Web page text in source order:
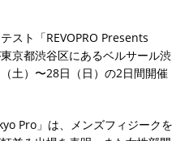
スト「REVOPRO Presents
京都渋谷区にあるベルサール渋
土）〜28日（日）の2日間開催
Pro」は、メンズフィジークを